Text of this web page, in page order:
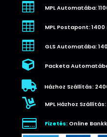
 MPL Automatába:
 MPL Postapont: 1400
 GLS Automatába:
 Packeta
 Házhoz Szállítás:
 MPL Házhoz
 Fizetés:Online